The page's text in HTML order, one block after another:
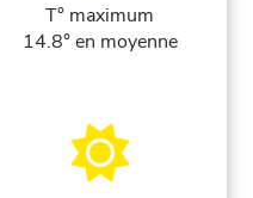
T° maximum
14.8° en moyenne